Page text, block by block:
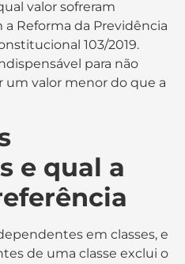
valor sofreram
Reforma da Previdência
103/2019.
para não
um valor menor do que a
e qual a
em classes, e
de uma classe exclui o